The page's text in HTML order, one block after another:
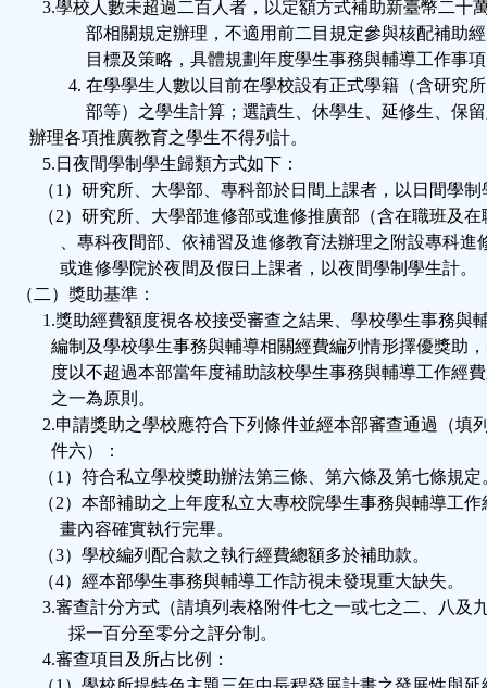
3.學校人數未超過二百人者，以定額方式補助新臺幣二十
部相關規定辦理，不適用前二目規定參與核配補助經
目標及策略，具體規劃年度學生事務與輔導工作事項
4. 在學學生人數以目前在學校設有正式學籍（含研究
部等）之學生計算；選讀生、休學生、延修生、保留
辦理各項推廣教育之學生不得列計。
5.日夜間學制學生歸類方式如下：
（1）研究所、大學部、專科部於日間上課者，以日間學制
（2）研究所、大學部進修部或進修推廣部（含在職班及在
、專科夜間部、依補習及進修教育法辦理之附設專科進
或進修學院於夜間及假日上課者，以夜間學制學生計。
（二）獎助基準：
1.獎助經費額度視各校接受審查之結果、學校學生事務與
編制及學校學生事務與輔導相關經費編列情形擇優獎助
度以不超過本部當年度補助該校學生事務與輔導工作經
之一為原則。
2.申請獎助之學校應符合下列條件並經本部審查通過（填
件六）：
（1）符合私立學校獎助辦法第三條、第六條及第七條規定
（2）本部補助之上年度私立大專校院學生事務與輔導工作
畫內容確實執行完畢。
（3）學校編列配合款之執行經費總額多於補助款。
（4）經本部學生事務與輔導工作訪視未發現重大缺失。
3.審查計分方式（請填列表格附件七之一或七之二、八及
採一百分至零分之評分制。
4.審查項目及所占比例：